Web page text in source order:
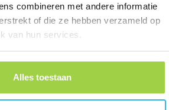
combineren met andere informatie
of die ze hebben verzameld op
van hun services.
Alles toestaan
Odkryj aplikację
wybrać Spotter?